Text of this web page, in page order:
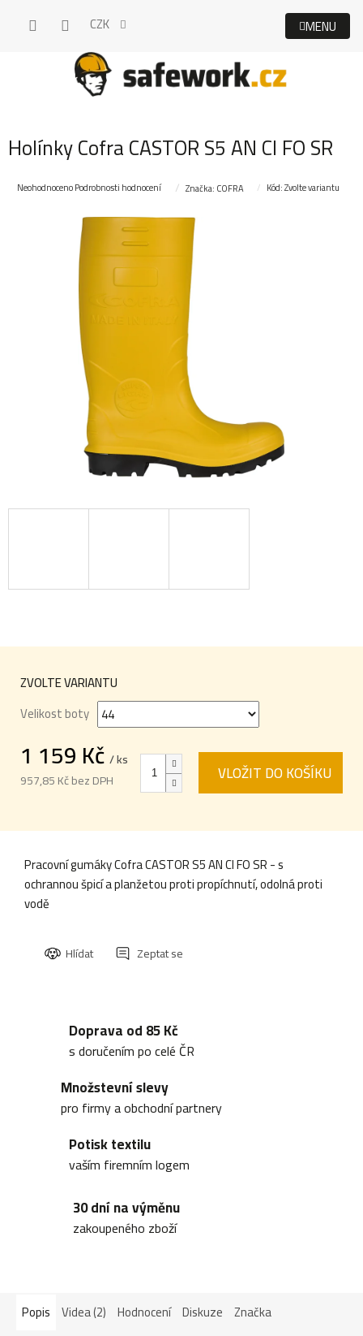
CZK
Holínky Cofra CASTOR S5 AN CI FO SR
Průměrné
NeohodnocenoPodrobnosti hodnocení Značka: COFRA Kód:Zvolte variantu
ZVOLTE VARIANTU
Velikost boty
1 159 Kč / ks
957,85 Kč bez DPH
VLOŽIT DO KOŠÍKU
Pracovní gumáky Cofra CASTOR S5 AN CI FO SR - s
ochrannou špicí a planžetou proti propíchnutí, odolná proti
vodě
Zeptat se
Hlídat
Doprava od 85 Kč
s doručením po celé ČR
Množstevní slevy
pro firmy a obchodní partnery
Potisk textilu
vaším firemním logem
30 dní na výměnu
zakoupeného zboží
Popis Videa (2) Hodnocení Diskuze Značka